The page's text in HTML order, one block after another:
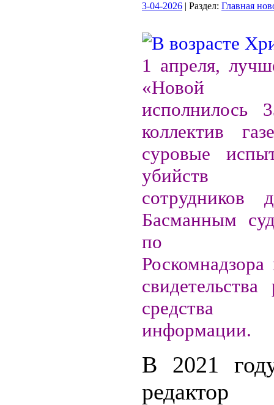
3-04-2026 | Раздел: Главная
1 апреля,
«Новой
исполнилось
коллектив
суровые
убийств
сотрудников
Басманным
по
свидетельства
средства
информации.
В 2021